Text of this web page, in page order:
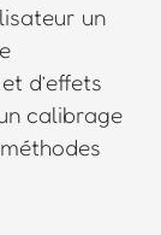
un
d’effets
calibrage